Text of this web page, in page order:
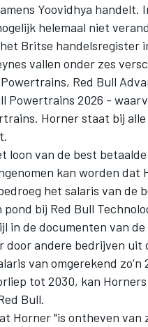
Yoovidhya handelt.
helemaal niet
Britse handelsregister
vallen onder zes
Red Bull
Powertrains 2026 -
Horner staat bij
loon van de best
kan worden dat
het salaris van de
bij Red Bull
in de documenten van
andere bedrijven uit
van omgerekend zo’n
tot 2030, kan
Bull.
Horner "is ontheven